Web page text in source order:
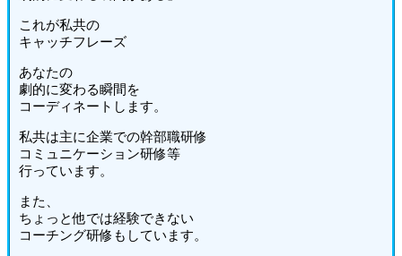
これが私共の
キャッチフレーズ
あなたの
劇的に変わる瞬間を
コーディネートします。
私共は主に企業での幹部職研修
コミュニケーション研修等
行っています。
また、
ちょっと他では経験できない
コーチング研修もしています。